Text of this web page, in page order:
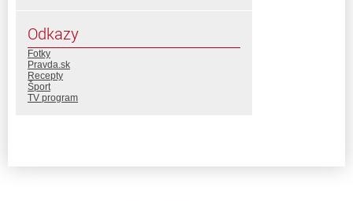
Odkazy
Fotky
Pravda.sk
Recepty
Šport
TV program